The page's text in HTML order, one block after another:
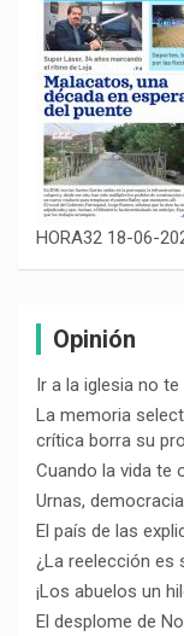
HORA32 18-06-
Opinión
Ir a la iglesia no
La memoria
crítica borra su
Cuando la vida te
Urnas,
El país de las
¿La reelección es
¡Los abuelos un
El desplome de